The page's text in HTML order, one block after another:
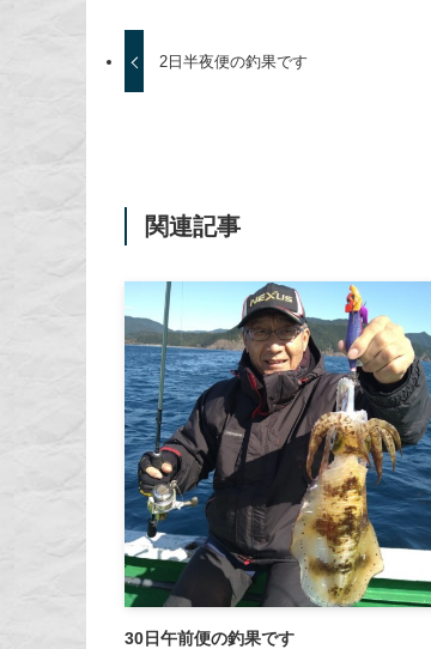
2日半夜便の釣果です
関連記事
30日午前便の釣果です